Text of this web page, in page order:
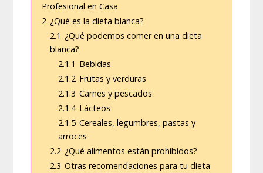
Profesional en Casa
2 ¿Qué es la dieta blanca?
2.1 ¿Qué podemos comer en una dieta
blanca?
2.1.1 Bebidas
2.1.2 Frutas y verduras
2.1.3 Carnes y pescados
2.1.4 Lácteos
2.1.5 Cereales, legumbres, pastas y
arroces
2.2 ¿Qué alimentos están prohibidos?
2.3 Otras recomendaciones para tu dieta